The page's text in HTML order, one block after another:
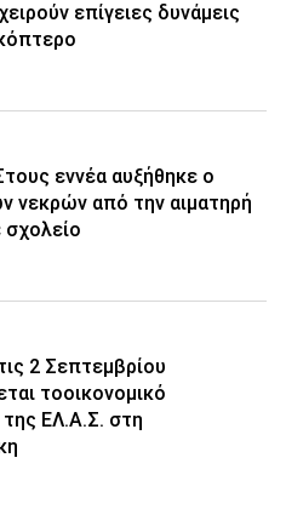
επίγειες δυνάμεις
εννέα αυξήθηκε ο
νεκρών από την αιματηρή
σχολείο
2 Σεπτεμβρίου
τοοικονομικό
ΕΛ.Α.Σ. στη